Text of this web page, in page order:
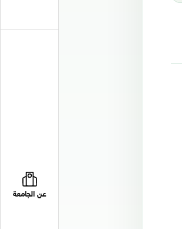
عن الجامعة